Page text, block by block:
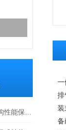
一
排
装
备